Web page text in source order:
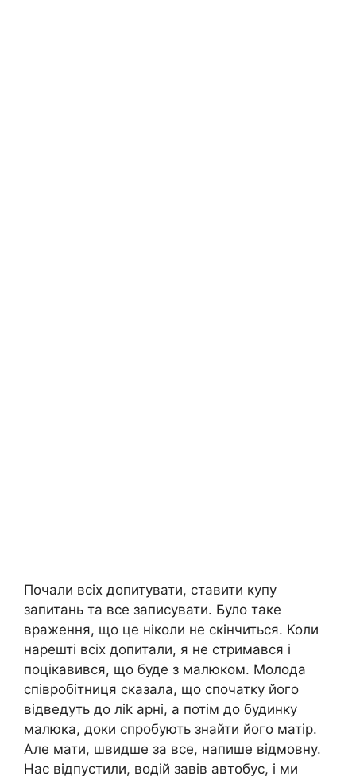
Почали всіх допитувати, ставити купу
запитань та все записувати. Було таке
враження, що це ніколи не скінчиться. Коли
нарешті всіх допитали, я не стримався і
поцікавився, що буде з малюком. Молода
співробітниця сказала, що спочатку його
відведуть до ліk арні, а потім до будинку
малюка, доки спробують знайти його матір.
Але мати, швидше за все, напише відмовну.
Нас відпустили, водій завів автобус, і ми